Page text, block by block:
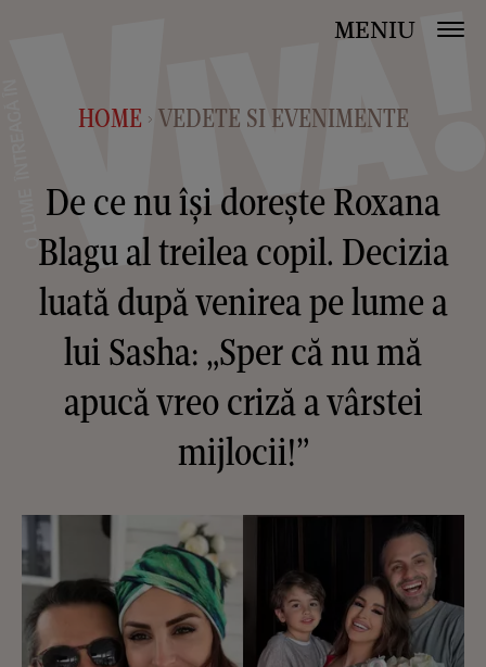
MENIU
HOME > VEDETE SI EVENIMENTE
De ce nu își dorește Roxana
Blagu al treilea copil. Decizia
luată după venirea pe lume a
lui Sasha: „Sper că nu mă
apucă vreo criză a vârstei
mijlocii!”